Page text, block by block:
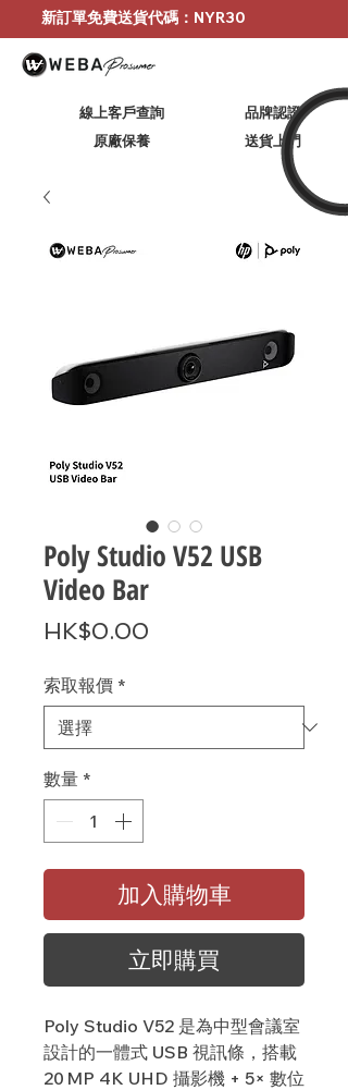
新訂單免費送貨代碼：NYR30
線上客戶查詢
原廠保養
品牌認證
​送貨上門
Poly Studio V52 USB
Video Bar
HK$0.00
索取報價 *
數量 *
加入購物車
立即購買
Poly Studio V52 是為中型會議室
設計的一體式 USB 視訊條，搭載
20 MP 4K UHD 攝影機 + 5× 數位